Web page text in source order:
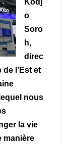
Kodj
o
Soro
h,
direc
l’Est et
nous
la vie
manière